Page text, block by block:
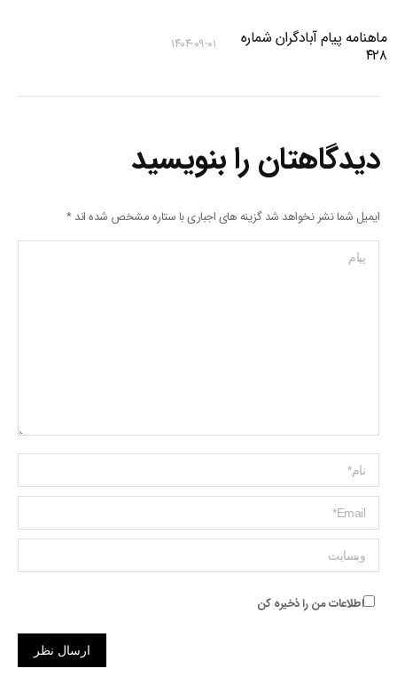
ماهنامه پیام آبادگران شماره
۴۲۸
۱۴۰۴-۰۹-۰۱
دیدگاهتان را بنویسید
ایمیل شما نشر نخواهد شد گزینه های اجباری با ستاره مشخص شده اند*
پیام
Name *
ایمیل *
وبسایت
اطلاعات من را ذخیره کن
ارسال نظر